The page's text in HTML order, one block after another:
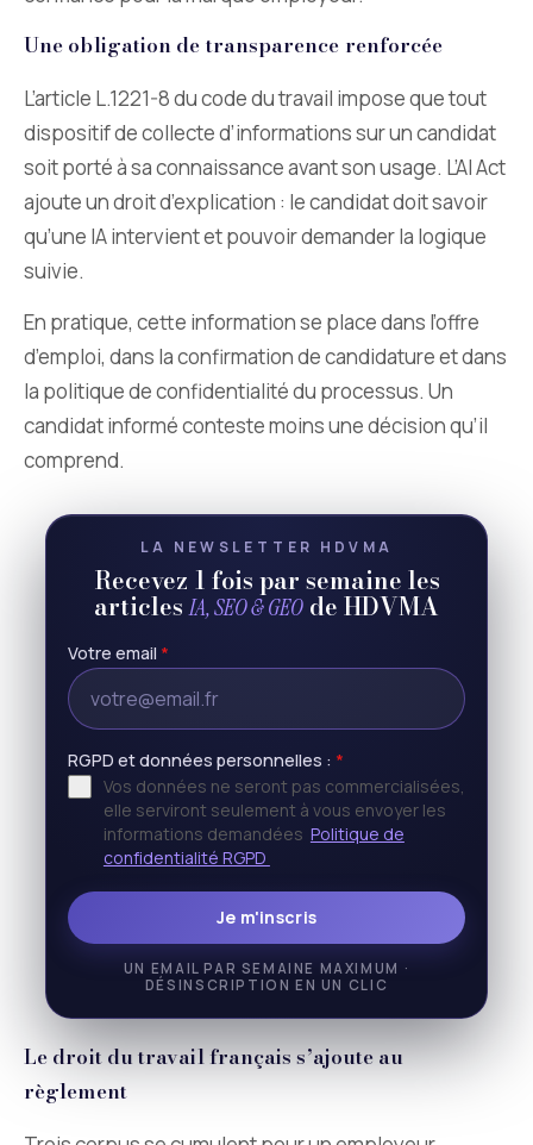
Une obligation de transparence renforcée
L’article L.1221-8 du code du travail impose que tout
dispositif de collecte d’informations sur un candidat
soit porté à sa connaissance avant son usage. L’AI Act
ajoute un droit d’explication : le candidat doit savoir
qu’une IA intervient et pouvoir demander la logique
suivie.
En pratique, cette information se place dans l’offre
d’emploi, dans la confirmation de candidature et dans
la politique de confidentialité du processus. Un
candidat informé conteste moins une décision qu’il
comprend.
LA NEWSLETTER HDVMA
Recevez 1 fois par semaine les
articlesIA, SEO & GEO de HDVMA
Votre email *
RGPD et données personnelles : *
Vos données ne seront pas commercialisées,
elle serviront seulement à vous envoyer les
informations demandées Politique de
confidentialité RGPD
Je m'inscris
UN EMAIL PAR SEMAINE MAXIMUM ·
DÉSINSCRIPTION EN UN CLIC
Le droit du travail français s’ajoute au
règlement